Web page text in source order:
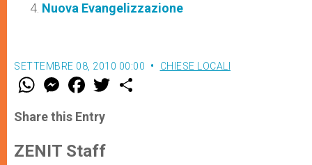
Nuova Evangelizzazione
SETTEMBRE 08, 2010 00:00 CHIESE LOCALI
W
t
s
p
p
M
e
s
e
g
e
F
a
e
b
o
k
w
Share this Entry
ZENIT Staff